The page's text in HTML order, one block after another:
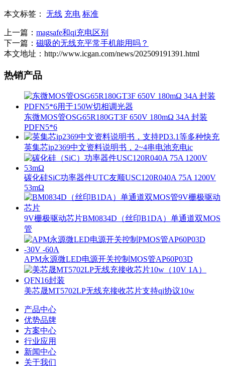
本文标签： 无线 充电 标准
上一篇： magsafe和qi充电区别
下一篇： 磁吸的无线充平常手机能用吗？
本文地址：http://www.icgan.com/news/202509191391.html
热销产品
东微MOS管OSG65R180GT3F 650V 180mΩ 34A 封装
PDFN5*6
英集芯ip2369中文资料说明书，2~4串电池充电ic
碳化硅SiC功率器件UTC友顺USC120R040A 75A 1200V
53mΩ
9V栅极驱动芯片BM0834D（丝印B1DA）单通道双MOS
管
APM永源微LED电源开关控制MOS管AP60P03D
美芯晟MT5702LP无线充接收芯片支持qi协议10w
产品中心
优势品牌
方案中心
行业应用
新闻中心
关于我们